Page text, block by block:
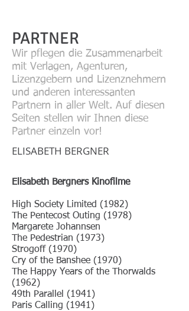
PARTNER
Wir pflegen die Zusammenarbeit
mit Verlagen, Agenturen,
Lizenzgebern und Lizenznehmern
und anderen interessanten
Partnern in aller Welt. Auf diesen
Seiten stellen wir Ihnen diese
Partner einzeln vor!
ELISABETH BERGNER
Elisabeth Bergners Kinofilme
High Society Limited (1982)
The Pentecost Outing (1978)
Margarete Johannsen
The Pedestrian (1973)
Strogoff (1970)
Cry of the Banshee (1970)
The Happy Years of the Thorwalds
(1962)
49th Parallel (1941)
Paris Calling (1941)